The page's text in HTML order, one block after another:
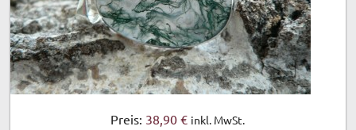
Preis: 38,90 € inkl. MwSt.